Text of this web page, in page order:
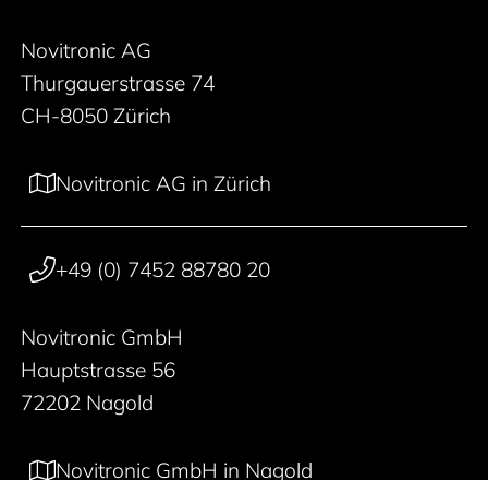
Novitronic AG
Thurgauerstrasse 74
CH-8050 Zürich
Novitronic AG in Zürich
+49 (0) 7452 88780 20
Novitronic GmbH
Hauptstrasse 56
72202 Nagold
Novitronic GmbH in Nagold